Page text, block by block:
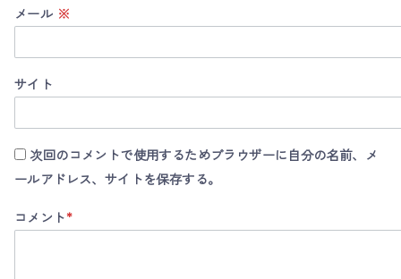
メール ※
サイト
次回のコメントで使用するためブラウザーに自分の名前、メ
ールアドレス、サイトを保存する。
コメント*